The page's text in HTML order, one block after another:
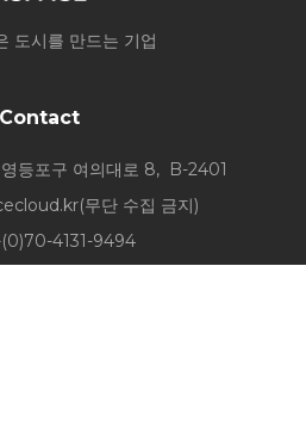
도시를 만드는 기업
Contact
등포구 여의대로 8, B-2401
(무단 수집 금지)
4131-9494